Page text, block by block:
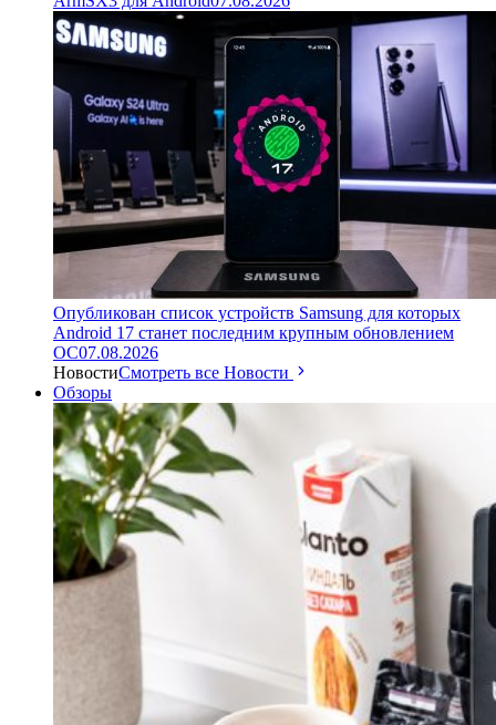
Опубликован список устройств Samsung для которых
Android 17 станет последним крупным обновлением
ОС07.08.2026
НовостиСмотреть все Новости
Обзоры